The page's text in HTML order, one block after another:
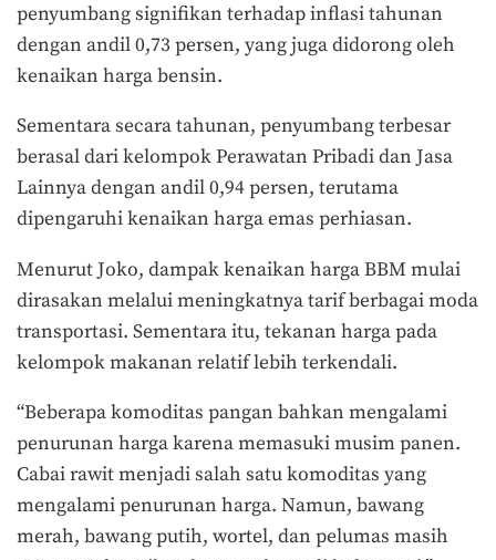
penyumbang signifikan terhadap inflasi tahunan
dengan andil 0,73 persen, yang juga didorong oleh
kenaikan harga bensin.
Sementara secara tahunan, penyumbang terbesar
berasal dari kelompok Perawatan Pribadi dan Jasa
Lainnya dengan andil 0,94 persen, terutama
dipengaruhi kenaikan harga emas perhiasan.
Menurut Joko, dampak kenaikan harga BBM mulai
dirasakan melalui meningkatnya tarif berbagai moda
transportasi. Sementara itu, tekanan harga pada
kelompok makanan relatif lebih terkendali.
“Beberapa komoditas pangan bahkan mengalami
penurunan harga karena memasuki musim panen.
Cabai rawit menjadi salah satu komoditas yang
mengalami penurunan harga. Namun, bawang
merah, bawang putih, wortel, dan pelumas masih